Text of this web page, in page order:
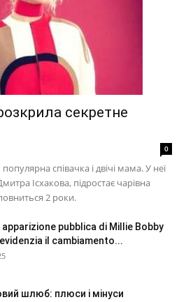
секретне
0
співачка і двічі мама. У неї
Ісхакова, підростає чарівна
2 роки.
apparizione pubblica di Millie Bobby
il cambiamento...
шлюб: плюси і мінуси